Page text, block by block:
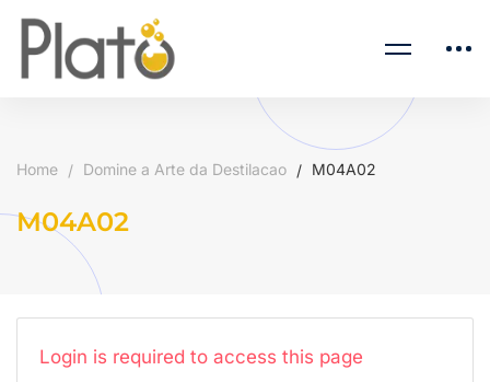
Home Domine a Arte da Destilacao M04A02
M04A02
Login is required to access this page